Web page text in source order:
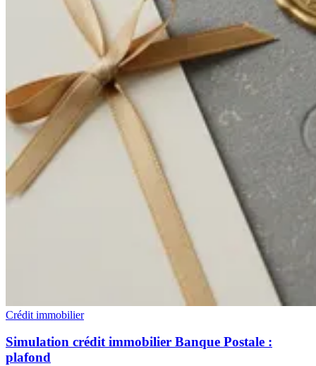
Crédit immobilier
Simulation crédit immobilier Banque Postale :
plafond